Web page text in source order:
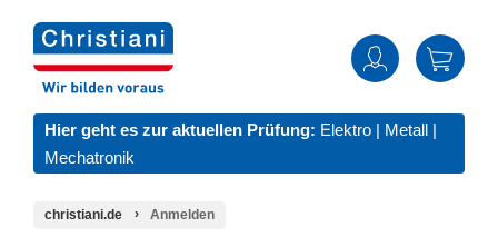
Hier geht es zur aktuellen Prüfung: Elektro | Metall |
Mechatronik
christiani.de Anmelden